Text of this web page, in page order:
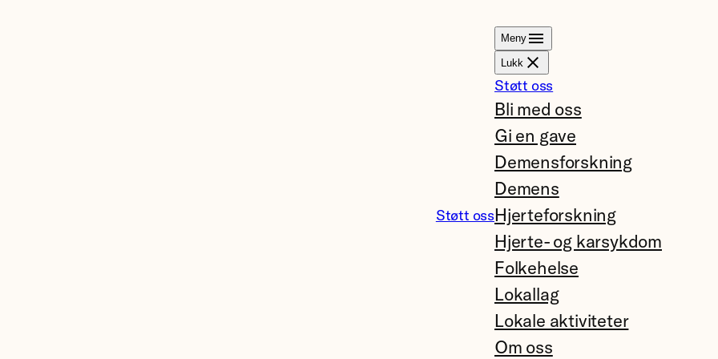
Støtt oss
Meny
Lukk
Støtt oss
Bli med oss
Gi en gave
Demensforskning
Demens
Hjerteforskning
Hjerte- og karsykdom
Folkehelse
Lokallag
Lokale aktiviteter
Om oss